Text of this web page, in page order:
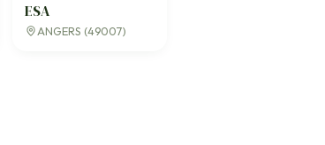
ESA
ANGERS (49007)